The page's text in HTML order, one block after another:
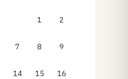
1 2
7 8 9
14 15 16